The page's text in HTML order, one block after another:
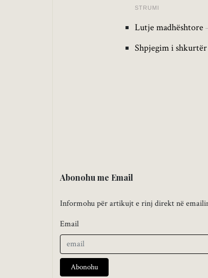
STRUMI
Lutje madhështore
Shpjegim i
Abonohu me Email
Informohu për artikujt e rinj direkt në
Email
Abonohu